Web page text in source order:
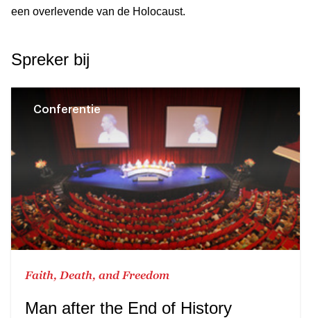
een overlevende van de Holocaust.
Spreker bij
Conferentie
Faith, Death, and Freedom
Man after the End of History